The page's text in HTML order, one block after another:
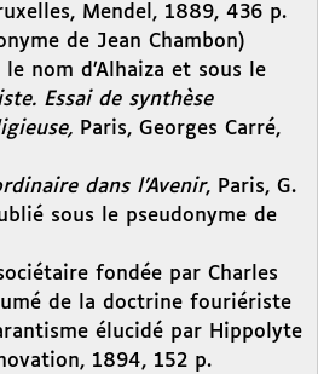
Mendel, 1889, 436 p.
de Jean Chambon)
nom d’Alhaiza et sous le
Essai de synthèse
Paris, Georges Carré,
dans l’Avenir, Paris, G.
sous le pseudonyme de
fondée par Charles
de la doctrine fouriériste
élucidé par Hippolyte
1894, 152 p.